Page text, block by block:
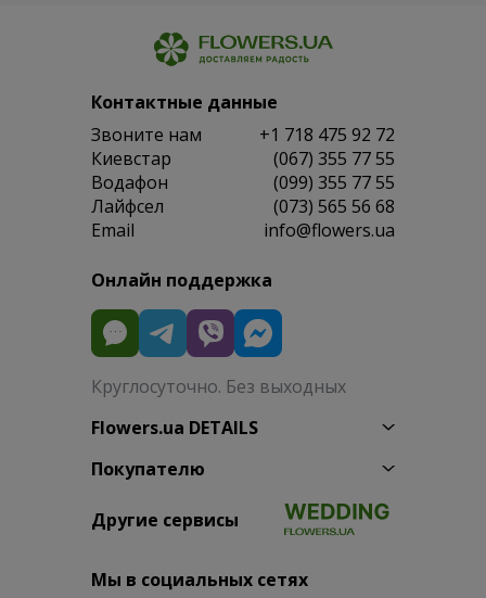
Контактные данные
Звоните нам
+1 718 475 92 72
Киевстар
(067) 355 77 55
Водафон
(099) 355 77 55
Лайфсел
(073) 565 56 68
Email
info@flowers.ua
Онлайн поддержка
Круглосуточно. Без выходных
Flowers.ua DETAILS
Покупателю
Другие сервисы
Мы в социальных сетях